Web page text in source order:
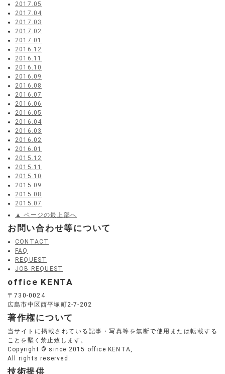
2017.05
2017.04
2017.03
2017.02
2017.01
2016.12
2016.11
2016.10
2016.09
2016.08
2016.07
2016.06
2016.05
2016.04
2016.03
2016.02
2016.01
2015.12
2015.11
2015.10
2015.09
2015.08
2015.07
▲ ページの最上部へ
お問い合わせ等について
CONTACT
FAQ
REQUEST
JOB REQUEST
office KENTA
〒730-0024
広島市中区西平塚町2-7-202
著作権について
当サイトに掲載されている記事・写真等を無断で使用または転載する
ことを堅く禁止致します。
Copyright © since 2015 office KENTA,
All rights reserved.
技術提供